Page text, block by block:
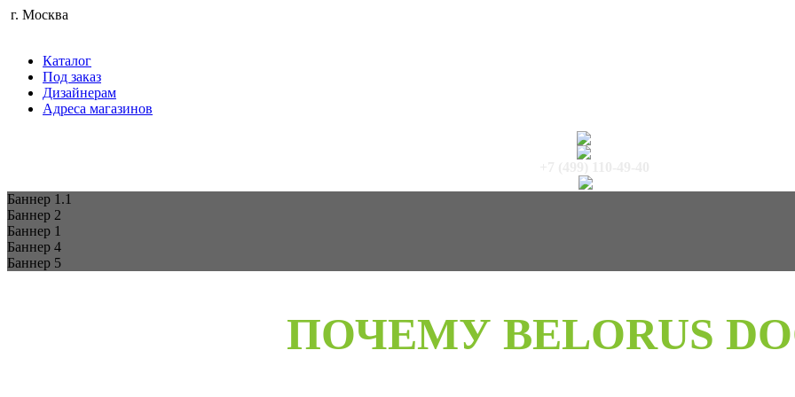
г. Москва
Каталог
Под заказ
Дизайнерам
Адреса магазинов
Баннер 1.1
Баннер 2
Баннер 1
Баннер 4
Баннер 5
ПОЧЕМУ BELORUS